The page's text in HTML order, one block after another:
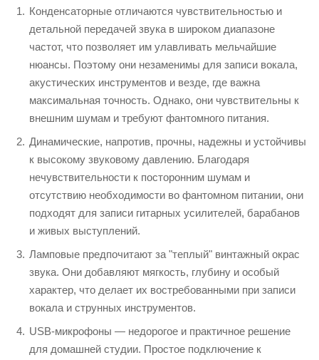
Конденсаторные отличаются чувствительностью и
детальной передачей звука в широком диапазоне
частот, что позволяет им улавливать мельчайшие
нюансы. Поэтому они незаменимы для записи вокала,
акустических инструментов и везде, где важна
максимальная точность. Однако, они чувствительны к
внешним шумам и требуют фантомного питания.
Динамические, напротив, прочны, надежны и устойчивы
к высокому звуковому давлению. Благодаря
нечувствительности к посторонним шумам и
отсутствию необходимости во фантомном питании, они
подходят для записи гитарных усилителей, барабанов
и живых выступлений.
Ламповые предпочитают за "теплый" винтажный окрас
звука. Они добавляют мягкость, глубину и особый
характер, что делает их востребованными при записи
вокала и струнных инструментов.
USB-микрофоны — недорогое и практичное решение
для домашней студии. Простое подключение к